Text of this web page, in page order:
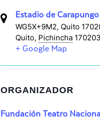
Estadio de Carapungo
WG5X+9M2, Quito
Quito, Pichincha 170203
+ Google Map
ORGANIZADOR
Fundación Teatro